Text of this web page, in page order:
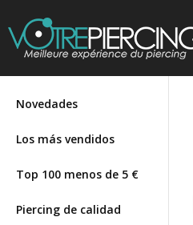
Novedades
Los más vendidos
Top 100 menos de 5 €
Piercing de calidad